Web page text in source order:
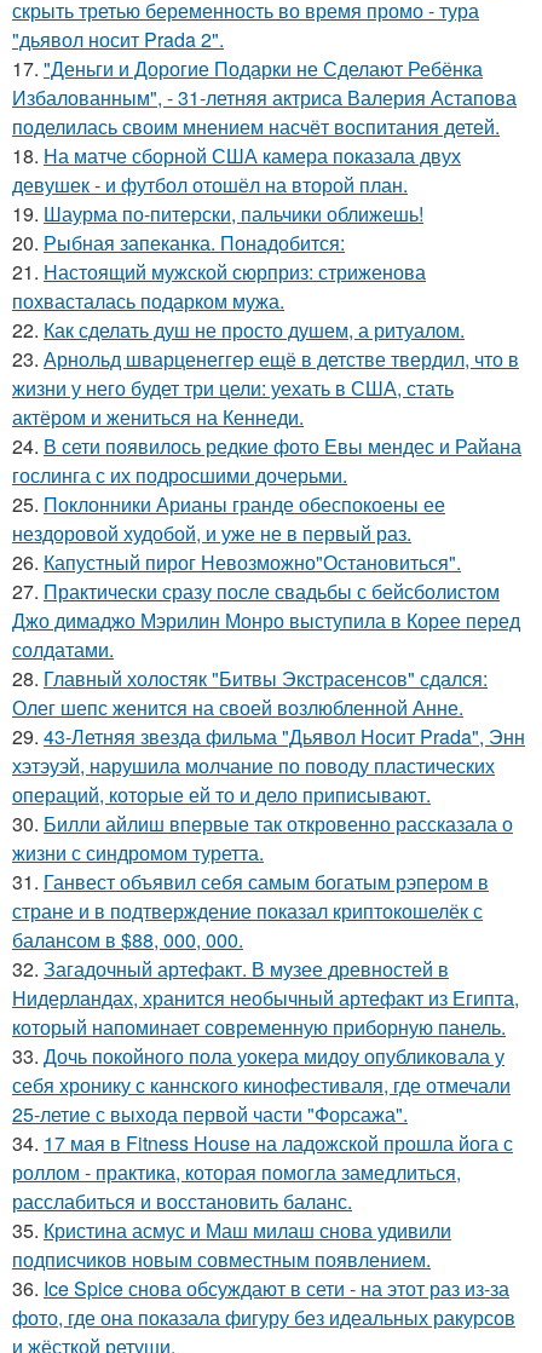
скрыть третью беременность во время промо - тура
"дьявол носит Prada 2".
17. "Деньги и Дорогие Подарки не Сделают Ребёнка
Избалованным", - 31-летняя актриса Валерия Астапова
поделилась своим мнением насчёт воспитания детей.
18. На матче сборной США камера показала двух
девушек - и футбол отошёл на второй план.
19. Шаурма по-питерски, пальчики оближешь!
20. Рыбная запеканка. Понадобится:
21. Настоящий мужской сюрприз: стриженова
похвасталась подарком мужа.
22. Как сделать душ не просто душем, а ритуалом.
23. Арнольд шварценеггер ещё в детстве твердил, что в
жизни у него будет три цели: уехать в США, стать
актёром и жениться на Кеннеди.
24. В сети появилось редкие фото Евы мендес и Райана
гослинга с их подросшими дочерьми.
25. Поклонники Арианы гранде обеспокоены ее
нездоровой худобой, и уже не в первый раз.
26. Капустный пирог Невозможно"Остановиться".
27. Практически сразу после свадьбы с бейсболистом
Джо димаджо Мэрилин Монро выступила в Корее перед
солдатами.
28. Главный холостяк "Битвы Экстрасенсов" сдался:
Олег шепс женится на своей возлюбленной Анне.
29. 43-Летняя звезда фильма "Дьявол Носит Prada", Энн
хэтэуэй, нарушила молчание по поводу пластических
операций, которые ей то и дело приписывают.
30. Билли айлиш впервые так откровенно рассказала о
жизни с синдромом туретта.
31. Ганвест объявил себя самым богатым рэпером в
стране и в подтверждение показал криптокошелёк с
балансом в $88, 000, 000.
32. Загадочный артефакт. В музее древностей в
Нидерландах, хранится необычный артефакт из Египта,
который напоминает современную приборную панель.
33. Дочь покойного пола уокера мидоу опубликовала у
себя хронику с каннского кинофестиваля, где отмечали
25-летие с выхода первой части "Форсажа".
34. 17 мая в Fitness House на ладожской прошла йога с
роллом - практика, которая помогла замедлиться,
расслабиться и восстановить баланс.
35. Кристина асмус и Маш милаш снова удивили
подписчиков новым совместным появлением.
36. Ice Spice снова обсуждают в сети - на этот раз из-за
фото, где она показала фигуру без идеальных ракурсов
и жёсткой ретуши.